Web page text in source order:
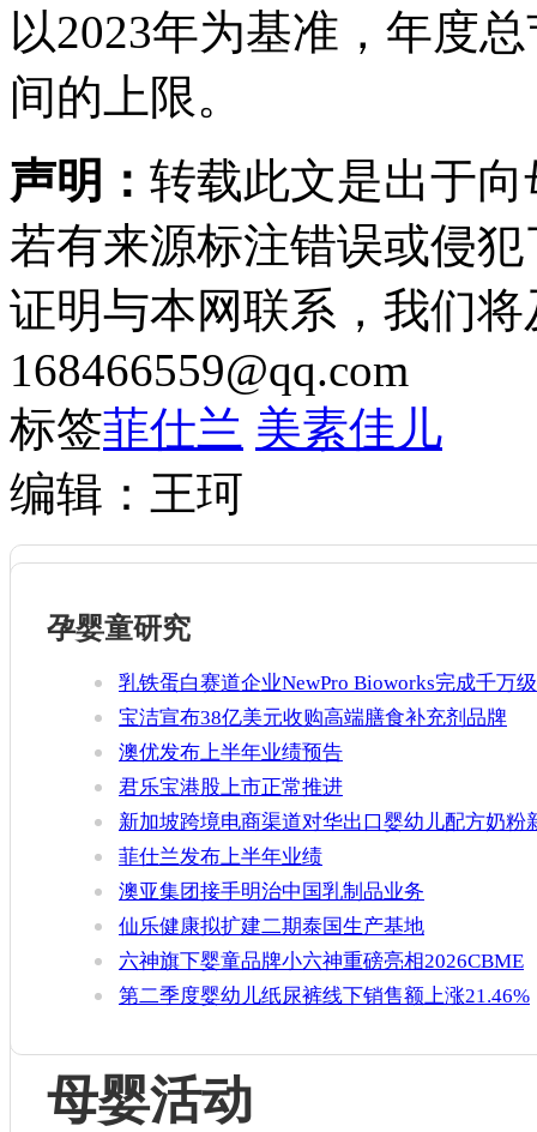
以2023年为基准，年度
间的上限。
声明： 转载此文是出于
若有来源标注错误或侵
证明与本网联系，我们
168466559@qq.com
标签菲仕兰 美素佳儿
编辑：王珂
孕婴童研究
乳铁蛋白赛道企业NewPro Bioworks完成千万级
融资
宝洁宣布38亿美元收购高端膳食补充剂品牌
Thorne
澳优发布上半年业绩预告
君乐宝港股上市正常推进
新加坡跨境电商渠道对华出口婴幼儿配方奶粉
增官方健康证书通关要求
菲仕兰发布上半年业绩
澳亚集团接手明治中国乳制品业务
仙乐健康拟扩建二期泰国生产基地
六神旗下婴童品牌小六神重磅亮相2026CBME
第二季度婴幼儿纸尿裤线下销售额上涨21.46%
母婴活动